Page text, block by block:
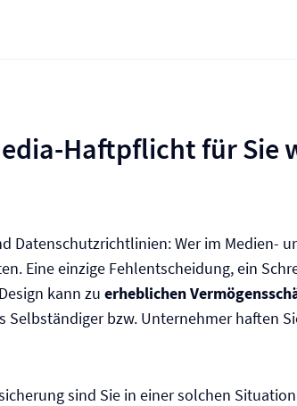
Haftpflicht für Sie
Datenschutzrichtlinien: Wer im Medien-
Eine einzige Fehlentscheidung, ein
kann zu erheblichen
Selbständiger bzw. Unternehmer haften
sind Sie in einer solchen Situation